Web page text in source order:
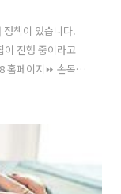
정책이 있습니다.
이 진행 중이라고
홈페이지⏩ 손목닥
글을 확인하시기
서울시 헬스케
의미로 9988이
면 손목닥터 9988
실히 운동할 경우